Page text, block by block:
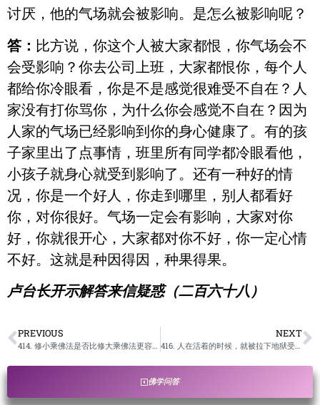
讨厌，他的气场就会被影响。是怎么被影响呢？
答： 比方说，你这个人被大家都恨，你气场会不
会受影响？你去公司上班，大家都恨你，每个人
都给你冷眼看，你是不是感觉很难受不自在？人
家没有打你骂你，为什么你会感觉不自在？因为
人家的气场已经影响到你的身心健康了。有的孩
子家里出了点事情，班里所有同学都冷眼看他，
小孩子就身心就受到影响了。还有一种好的情
况，你是一个好人，你走到哪里，别人都看好
你，对你很好。气场一定会有影响，大家对你
好，你就很开心，大家都对你不好，你一定心情
不好。这就是种因得因，种果得果。
卢台长开示解答来信疑惑（二百六十八）
PREVIOUS NEXT
佛学问答